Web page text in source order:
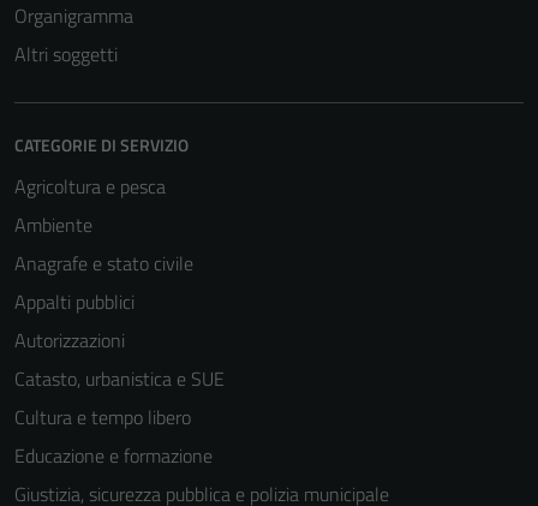
Organigramma
Altri soggetti
CATEGORIE DI SERVIZIO
Agricoltura e pesca
Ambiente
Anagrafe e stato civile
Appalti pubblici
Autorizzazioni
Catasto, urbanistica e SUE
Cultura e tempo libero
Educazione e formazione
Giustizia, sicurezza pubblica e polizia municipale